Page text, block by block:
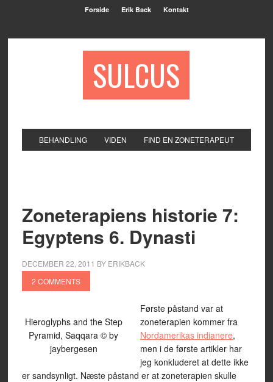
Forside Erik Back Kontakt
SULCUS
BEHANDLING VIDEN FIND EN ZONETERAPEUT
Zoneterapiens historie 7:
Egyptens 6. Dynasti
DECEMBER 22, 2011 BY ERIKBACK
2 COMMENTS
Hieroglyphs and the Step
Pyramid, Saqqara © by
jaybergesen
Første påstand var at
zoneterapien kommer fra
Nordamerikas indianere,
men i de første artikler har
jeg konkluderet at dette ikke
er sandsynligt. Næste påstand er at zoneterapien skulle